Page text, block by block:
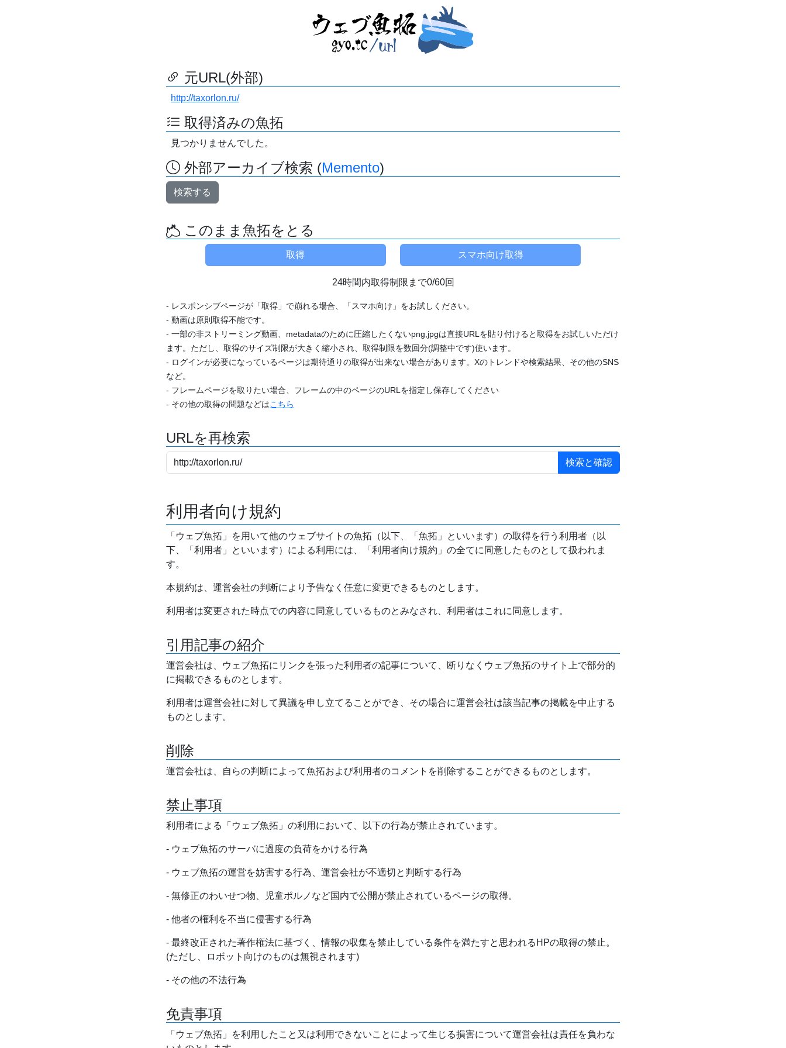
元URL(外部)
http://taxorlon.ru/
取得済みの魚拓
見つかりませんでした。
外部アーカイブ検索 (Memento)
検索する
このまま魚拓をとる
24時間内取得制限まで0/60回
- レスポンシブページが「取得」で崩れる場合、「スマホ向け」をお試しください。
- 動画は原則取得不能です。
- 一部の非ストリーミング動画、metadataのために圧縮したくないpng,jpgは直接URLを貼り付けると取得をお試しいただけ
ます。ただし、取得のサイズ制限が大きく縮小され、取得制限を数回分(調整中です)使います。
- ログインが必要になっているページは期待通りの取得が出来ない場合があります。Xのトレンドや検索結果、その他のSNS
など。
- フレームページを取りたい場合、フレームの中のページのURLを指定し保存してください
- その他の取得の問題などはこちら
URLを再検索
利用者向け規約
「ウェブ魚拓」を用いて他のウェブサイトの魚拓（以下、「魚拓」といいます）の取得を行う利用者（以
下、「利用者」といいます）による利用には、「利用者向け規約」の全てに同意したものとして扱われま
す。
本規約は、運営会社の判断により予告なく任意に変更できるものとします。
利用者は変更された時点での内容に同意しているものとみなされ、利用者はこれに同意します。
引用記事の紹介
運営会社は、ウェブ魚拓にリンクを張った利用者の記事について、断りなくウェブ魚拓のサイト上で部分的
に掲載できるものとします。
利用者は運営会社に対して異議を申し立てることができ、その場合に運営会社は該当記事の掲載を中止する
ものとします。
削除
運営会社は、自らの判断によって魚拓および利用者のコメントを削除することができるものとします。
禁止事項
利用者による「ウェブ魚拓」の利用において、以下の行為が禁止されています。
- ウェブ魚拓のサーバに過度の負荷をかける行為
- ウェブ魚拓の運営を妨害する行為、運営会社が不適切と判断する行為
- 無修正のわいせつ物、児童ポルノなど国内で公開が禁止されているページの取得。
- 他者の権利を不当に侵害する行為
- 最終改正された著作権法に基づく、情報の収集を禁止している条件を満たすと思われるHPの取得の禁止。
(ただし、ロボット向けのものは無視されます)
- その他の不法行為
免責事項
「ウェブ魚拓」を利用したこと又は利用できないことによって生じる損害について運営会社は責任を負わな